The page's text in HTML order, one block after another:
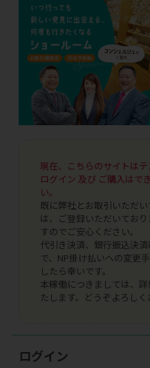
現在、こちらのサイトはテ
ログイン 及び ご購入はで
い。
既に弊社とお取引いただ
は、ご登録いただいてお
すのでご安心ください。
代引き決済、銀行振込決
で、NP掛け払いへの変更
したら幸いです。
本稼働につきましては、
たします。どうぞよろしく
ログイン